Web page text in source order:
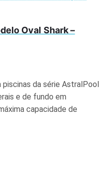
Oval Shark –
da série AstralPool
e de fundo em
capacidade de